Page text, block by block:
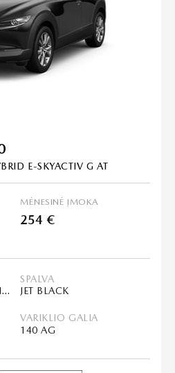
E-SKYACTIV G AT
MĖNESINĖ ĮMOKA
254 €
BENZININIS, LENGVASIS HIBRIDAS (MHEV)
SPALVA
JET BLACK
VARIKLIO GALIA
140 AG